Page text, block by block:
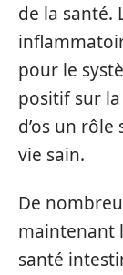
de la santé.
pour le
positif sur
d’os un
vie sain.
De
maintenant
santé